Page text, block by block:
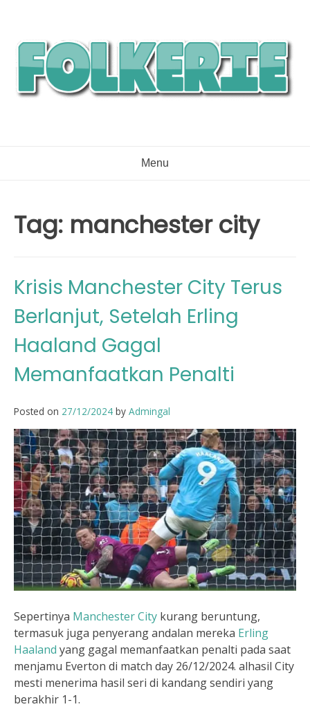
content
Menu
Tag: manchester city
Krisis Manchester City Terus
Berlanjut, Setelah Erling
Haaland Gagal
Memanfaatkan Penalti
Posted on 27/12/2024 by Admingal
Sepertinya Manchester City kurang beruntung,
termasuk juga penyerang andalan mereka Erling
Haaland yang gagal memanfaatkan penalti pada saat
menjamu Everton di match day 26/12/2024. alhasil City
mesti menerima hasil seri di kandang sendiri yang
berakhir 1-1.